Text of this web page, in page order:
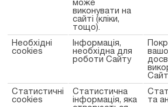
може
виконувати на
сайті (кліки,
тощо).
Необхідні
cookies
Інформація,
необхідна для
роботи Сайту
Статистичні
cookies
Статистична
інформація, яка та